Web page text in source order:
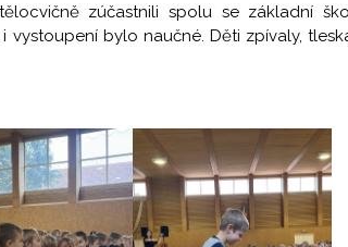
zúčastnili spolu se základní
vystoupení bylo naučné. Děti zpívaly,